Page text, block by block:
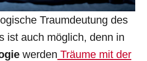
Traumdeutung des
ist auch möglich, denn in
werden Träume mit der